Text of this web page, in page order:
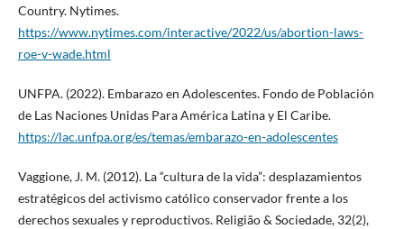
Country. Nytimes.
https://www.nytimes.com/interactive/2022/us/abortion-laws-
roe-v-wade.html
UNFPA. (2022). Embarazo en Adolescentes. Fondo de Población
de Las Naciones Unidas Para América Latina y El Caribe.
https://lac.unfpa.org/es/temas/embarazo-en-adolescentes
Vaggione, J. M. (2012). La “cultura de la vida”: desplazamientos
estratégicos del activismo católico conservador frente a los
derechos sexuales y reproductivos. Religião & Sociedade, 32(2),